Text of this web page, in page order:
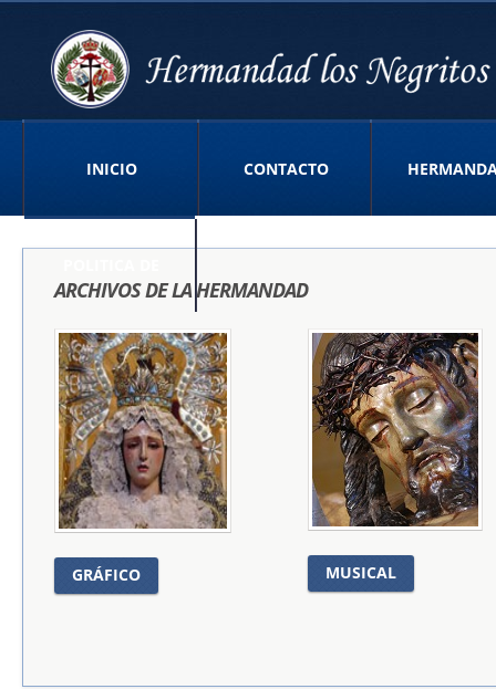
INICIO CONTACTO
PRIVACIDAD APP
ARCHIVOS DE LA HERMANDAD
GRÁFICO MUSICAL